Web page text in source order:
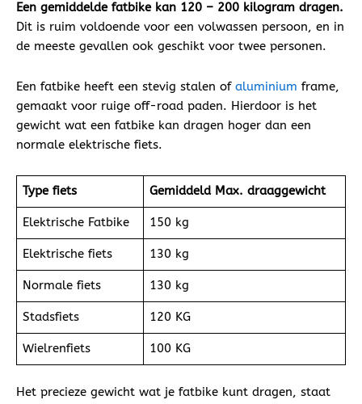
Een gemiddelde fatbike kan 120 – 200 kilogram dragen.
Dit is ruim voldoende voor een volwassen persoon, en in
de meeste gevallen ook geschikt voor twee personen.
Een fatbike heeft een stevig stalen of aluminium frame,
gemaakt voor ruige off-road paden. Hierdoor is het
gewicht wat een fatbike kan dragen hoger dan een
normale elektrische fiets.
Type fiets Gemiddeld Max. draaggewicht
Elektrische Fatbike 150 kg
Elektrische fiets 130 kg
Normale fiets 130 kg
Stadsfiets 120 KG
Wielrenfiets 100 KG
Het precieze gewicht wat je fatbike kunt dragen, staat